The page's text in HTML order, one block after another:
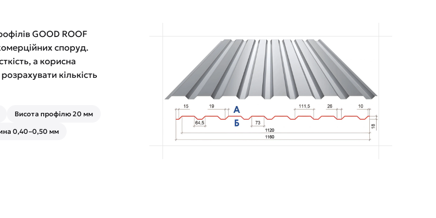
GOOD ROOF
споруд.
а корисна
кількість
Висота профілю 20 мм
0,40–0,50 мм